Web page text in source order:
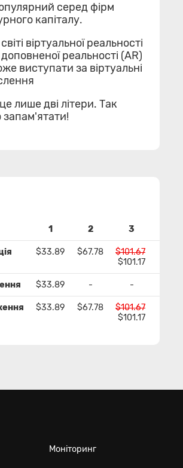
серед фірм
капіталу.
віртуальної реальності
доповненої реальності (AR)
виступати за віртуальні
лише дві літери. Так
запам'ятати!
1 2 3
$33.89 $67.78
$101.67
$101.17
$33.89 - -
$33.89 $67.78
$101.67
$101.17
Моніторинг